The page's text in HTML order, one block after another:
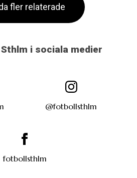
fler relaterade
i sociala medier
@fotbollsthlm
fotbollsthlm